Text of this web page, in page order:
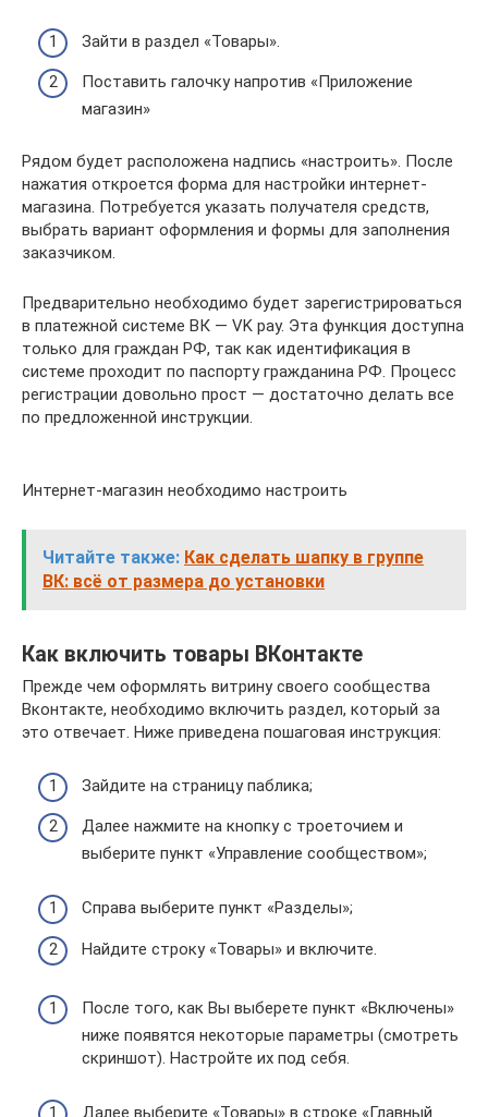
Зайти в раздел «Товары».
Поставить галочку напротив «Приложение
магазин»
Рядом будет расположена надпись «настроить». После
нажатия откроется форма для настройки интернет-
магазина. Потребуется указать получателя средств,
выбрать вариант оформления и формы для заполнения
заказчиком.
Предварительно необходимо будет зарегистрироваться
в платежной системе ВК — VK pay. Эта функция доступна
только для граждан РФ, так как идентификация в
системе проходит по паспорту гражданина РФ. Процесс
регистрации довольно прост — достаточно делать все
по предложенной инструкции.
Интернет-магазин необходимо настроить
Читайте также: Как сделать шапку в группе
ВК: всё от размера до установки
Как включить товары ВКонтакте
Прежде чем оформлять витрину своего сообщества
Вконтакте, необходимо включить раздел, который за
это отвечает. Ниже приведена пошаговая инструкция:
Зайдите на страницу паблика;
Далее нажмите на кнопку с троеточием и
выберите пункт «Управление сообществом»;
Справа выберите пункт «Разделы»;
Найдите строку «Товары» и включите.
После того, как Вы выберете пункт «Включены»
ниже появятся некоторые параметры (смотреть
скриншот). Настройте их под себя.
Далее выберите «Товары» в строке «Главный